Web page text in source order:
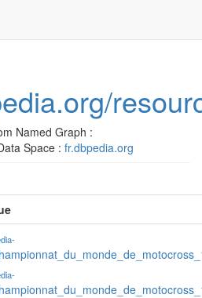
Named Graph :
Space : fr.dbpedia.org